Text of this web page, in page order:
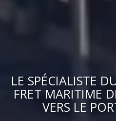
LE SPÉCIALISTE
FRET MARITIME
VERS LE